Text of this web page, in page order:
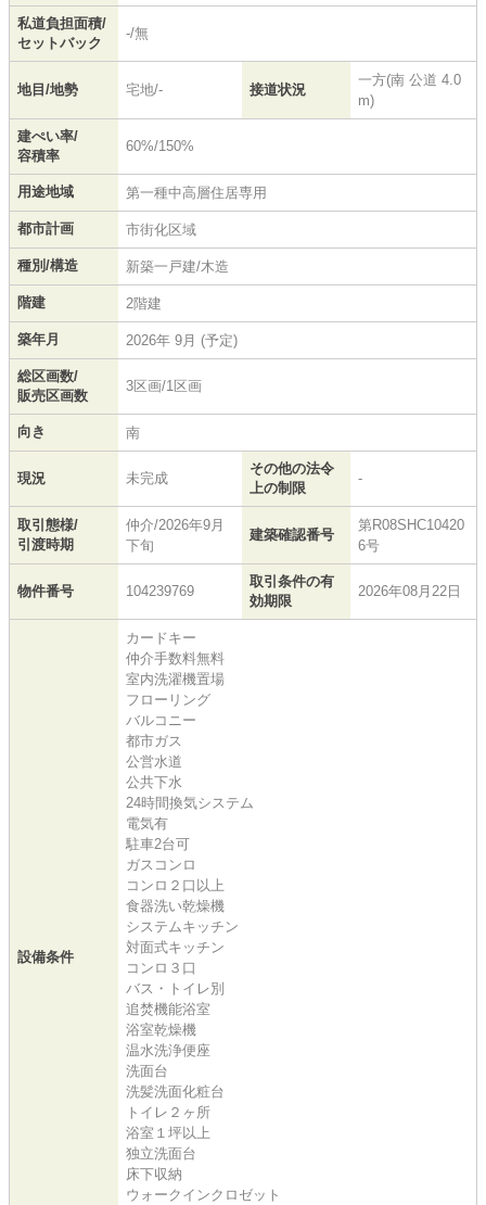
私道負担面積/
セットバック
-/無
地目/地勢 宅地/- 接道状況
一方(南 公道 4.0
m)
建ぺい率/
容積率
60%/150%
用途地域 第一種中高層住居専用
都市計画 市街化区域
種別/構造 新築一戸建/木造
階建 2階建
築年月 2026年 9月 (予定)
総区画数/
販売区画数
3区画/1区画
向き 南
現況 未完成
その他の法令
上の制限
-
取引態様/
引渡時期
仲介/2026年9月
下旬
建築確認番号
第R08SHC10420
6号
物件番号 104239769
取引条件の有
効期限
2026年08月22日
設備条件
カードキー
仲介手数料無料
室内洗濯機置場
フローリング
バルコニー
都市ガス
公営水道
公共下水
24時間換気システム
電気有
駐車2台可
ガスコンロ
コンロ２口以上
食器洗い乾燥機
システムキッチン
対面式キッチン
コンロ３口
バス・トイレ別
追焚機能浴室
浴室乾燥機
温水洗浄便座
洗面台
洗髪洗面化粧台
トイレ２ヶ所
浴室１坪以上
独立洗面台
床下収納
ウォークインクロゼット